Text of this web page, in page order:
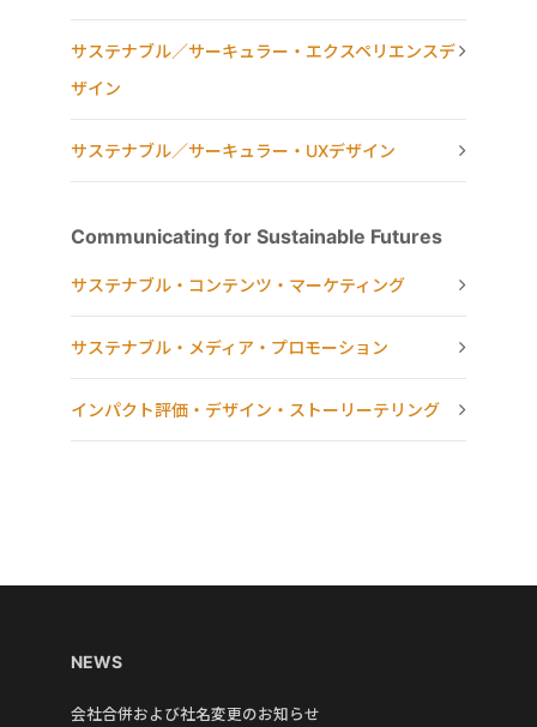
サステナブル／サーキュラー・エクスペリエンスデ
ザイン
サステナブル／サーキュラー・UXデザイン
Communicating for Sustainable Futures
サステナブル・コンテンツ・マーケティング
サステナブル・メディア・プロモーション
インパクト評価・デザイン・ストーリーテリング
NEWS
会社合併および社名変更のお知らせ